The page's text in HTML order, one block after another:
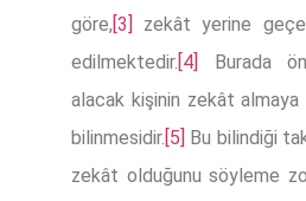
göre,[3]
zekât yerine
edilmektedir.[4]
Burada
alacak kişinin zekât almaya
bilinmesidir.[5] Bu bilindiği
zekât olduğunu söyleme